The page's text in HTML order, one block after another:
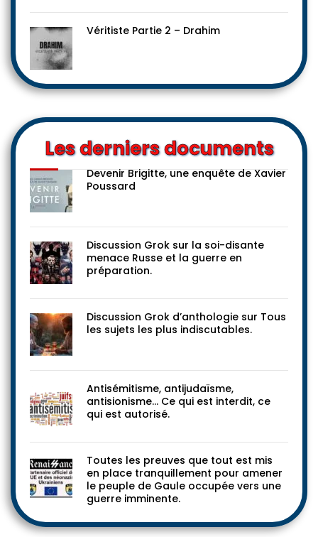
Véritiste Partie 2 – Drahim
Les derniers documents
Devenir Brigitte, une enquête de Xavier
Poussard
Discussion Grok sur la soi-disante
menace Russe et la guerre en
préparation.
Discussion Grok d’anthologie sur Tous
les sujets les plus indiscutables.
Antisémitisme, antijudaïsme,
antisionisme… Ce qui est interdit, ce
qui est autorisé.
Toutes les preuves que tout est mis
en place tranquillement pour amener
le peuple de Gaule occupée vers une
guerre imminente.